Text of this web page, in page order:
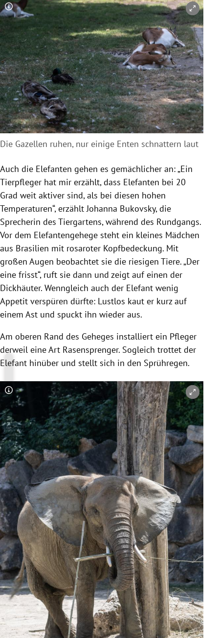
Copyright-Hinweis öffnen/schließen
Die Gazellen ruhen, nur einige Enten schnattern laut
Auch die Elefanten gehen es gemächlicher an: „Ein
Tierpfleger hat mir erzählt, dass Elefanten bei 20
Grad weit aktiver sind, als bei diesen hohen
Temperaturen“, erzähltJohanna Bukovsky, die
Sprecherin des Tiergartens, während des Rundgangs.
Vor dem Elefantengehege steht ein kleines Mädchen
aus Brasilien mit rosaroter Kopfbedeckung. Mit
großen Augen beobachtet sie die riesigen Tiere. „Der
eine frisst“, ruft sie dann und zeigt auf einen der
Dickhäuter. Wenngleich auch der Elefant wenig
Appetit verspüren dürfte: Lustlos kaut er kurz auf
einem Ast und spuckt ihn wieder aus.
Am oberen Rand des Geheges installiert ein Pfleger
derweil eine Art Rasensprenger. Sogleich trottet der
Elefant hinüber und stellt sich in den Sprühregen.
Copyright-Hinweis öffnen/schließen